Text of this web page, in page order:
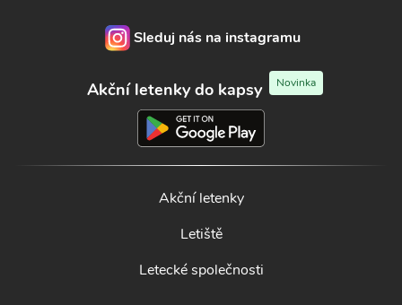
Sleduj nás na instagramu
Akční letenky do kapsy Novinka
Akční letenky
Letiště
Letecké společnosti